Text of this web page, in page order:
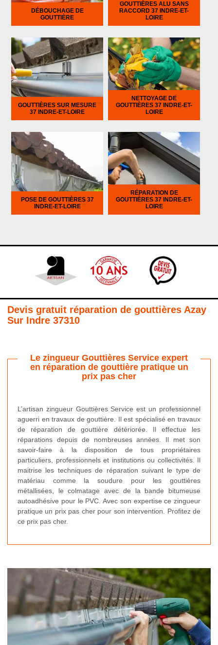
DÉBOUCHAGE DE
GOUTTIÈRE
GOUTTIÈRES ALU SANS
RACCORD 37 INDRE-ET-
LOIRE
GOUTTIÈRES SUR MESURE
37 INDRE-ET-LOIRE
NETTOYAGE DE
GOUTTIÈRES 37 INDRE-ET-
LOIRE
POSE DE GOUTTIÈRES 37
INDRE-ET-LOIRE
RÉPARATION DE
GOUTTIÈRES 37 INDRE-ET-
LOIRE
Devis gratuit réparation de gouttières Azay
Sur Indre 37310
Le zingueur Gouttières Service expert
en réparation de gouttière pratique un
prix pas cher
L’artisan zingueur Gouttières Service est un professionnel
aguerri en travaux de gouttière. Il est spécialisé en travaux
de réparation de gouttière détériorée. Il effectue les
réparations depuis de nombreuses années. Il met son
savoir-faire à la disposition de tous propriétaires
particuliers, professionnels et institutions ou collectivités. Il
maitrise les techniques de réparation suivant le type de
matériau comme la soudure pour les gouttières
métallisées, le colmatage avec de la bande bitumeuse
autoadhésive pour le PVC. Avec son expertise ce zingueur
pratique un prix pas cher pour son intervention. Profitez de
ce prix pas cher.